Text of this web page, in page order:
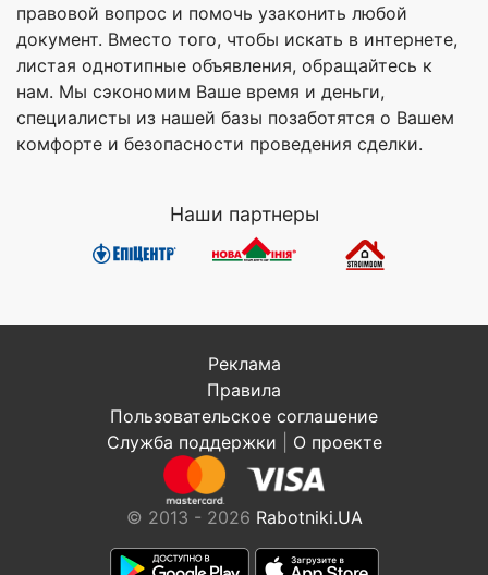
правовой вопрос и помочь узаконить любой
документ. Вместо того, чтобы искать в интернете,
листая однотипные объявления, обращайтесь к
нам. Мы сэкономим Ваше время и деньги,
специалисты из нашей базы позаботятся о Вашем
комфорте и безопасности проведения сделки.
Наши партнеры
Реклама
Правила
Пользовательское соглашение
Служба поддержки
О проекте
© 2013 - 2026 Rabotniki.UA